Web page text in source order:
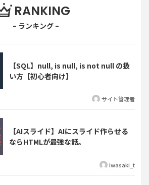
RANKING
【SQL】null, is null, is not null の扱
い方【初心者向け】
サイト管理者
【AIスライド】AIにスライド作らせる
ならHTMLが最強な話。
iwasaki_t